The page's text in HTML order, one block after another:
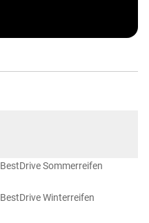
BestDrive Sommerreifen
BestDrive Winterreifen